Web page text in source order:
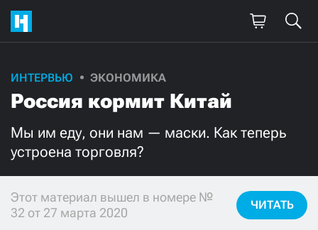
ИНТЕРВЬЮ ЭКОНОМИКА
Россия кормит Китай
Мы им еду, они нам — маски. Как теперь
устроена торговля?
Этот материал вышел в номере №
32 от 27 марта 2020
ЧИТАТЬ
Поддержите
нашу работу!
Ежемесячно Разово
3000 1000
500